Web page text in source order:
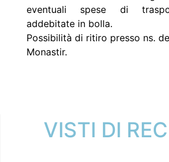
eventuali spese di
addebitate in bolla.
Possibilità di ritiro presso ns.
Monastir.
VISTI DI